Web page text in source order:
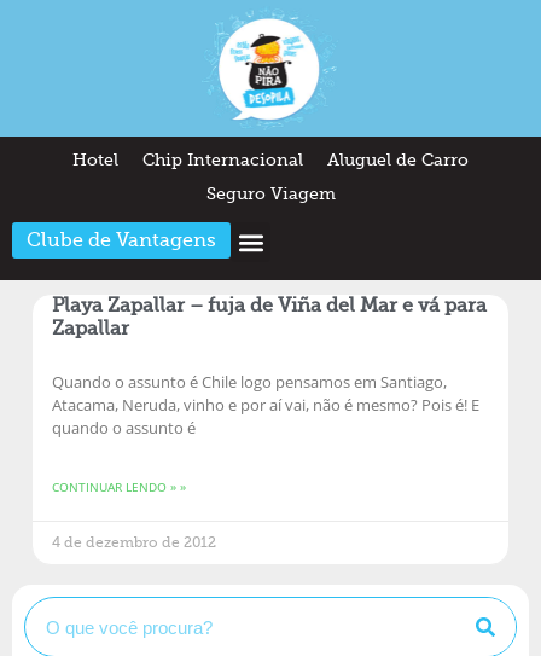
Hotel Chip Internacional
Aluguel de Carro
Seguro Viagem
Clube de Vantagens
Playa Zapallar – fuja de Viña del Mar e vá para
Zapallar
Quando o assunto é Chile logo pensamos em Santiago,
Atacama, Neruda, vinho e por aí vai, não é mesmo? Pois é! E
quando o assunto é
CONTINUAR LENDO » »
4 de dezembro de 2012